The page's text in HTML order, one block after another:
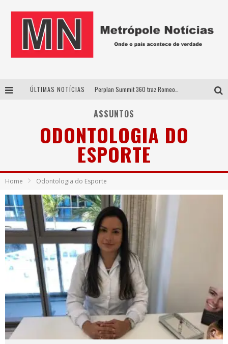
ÚLTIMAS NOTÍCIAS
Uberlândia recebe estreia nacional de espetáculo inspirado em episódio marcante da vida de Friedrich Nietzsche
ASSUNTOS
ODONTOLOGIA DO
ESPORTE
Home Odontologia do Esporte